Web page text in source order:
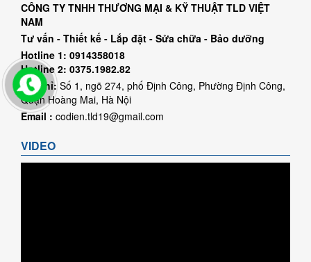
CÔNG TY TNHH THƯƠNG MẠI & KỸ THUẬT TLD VIỆT
NAM
Tư vấn - Thiết kế - Lắp đặt - Sửa chữa - Bảo dưỡng
Hotline 1: 0914358018
Hotline 2: 0375.1982.82
Địa chỉ: Số 1, ngõ 274, phố Định Công, Phường Định Công,
Quận Hoàng Mai, Hà Nội
Email : codien.tld19@gmail.com
VIDEO